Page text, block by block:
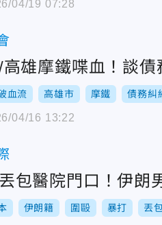
04/19 07:28
雄摩鐵喋血！談債
血流 高雄市 摩鐵 債務糾
04/16 13:22
包醫院門口！伊
伊朗籍 圍毆 暴打 丟